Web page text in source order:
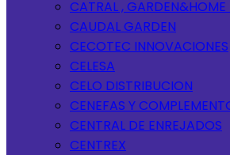
CATRAL , GARDEN&HOME
CAUDAL GARDEN
CECOTEC INNOVACIONES
CELESA
CELO DISTRIBUCION
CENEFAS Y
CENTRAL DE ENREJADOS
CENTREX